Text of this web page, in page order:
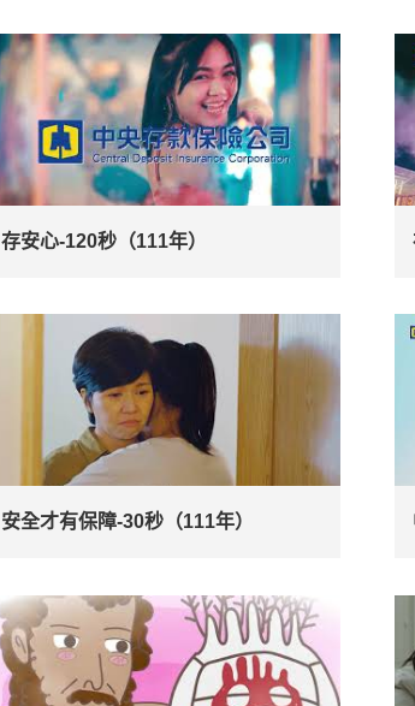
存安心-120秒（111年）
安全才有保障-30秒（111年）